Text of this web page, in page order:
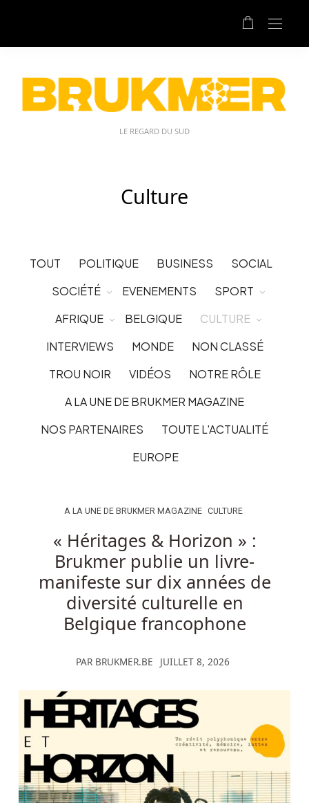
LE REGARD DU SUD
Culture
TOUT POLITIQUE BUSINESS
SOCIAL
SOCIÉTÉ
EVENEMENTS
SPORT
AFRIQUE
BELGIQUE
CULTURE
INTERVIEWS
MONDE
NON CLASSÉ
TROU NOIR
VIDÉOS
NOTRE RÔLE
A LA UNE DE BRUKMER MAGAZINE
NOS PARTENAIRES
TOUTE L'ACTUALITÉ
EUROPE
A LA UNE DE BRUKMER MAGAZINE CULTURE
« Héritages & Horizon » :
Brukmer publie un livre-
manifeste sur dix années de
diversité culturelle en
Belgique francophone
PAR BRUKMER.BE JUILLET 8, 2026